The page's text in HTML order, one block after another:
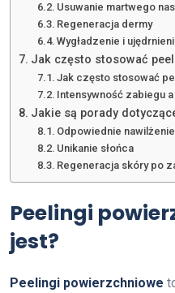
Usuwanie martwego
Regeneracja dermy
Wygładzenie i
Jak często stosować
Jak często stosować
Intensywność zabiegu
Jakie są porady
Odpowiednie nawilżenie
Unikanie słońca
Regeneracja skóry po
Peelingi
jest?
Peelingi powierzchniowe